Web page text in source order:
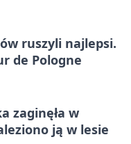
ruszyli najlepsi.
de Pologne
zaginęła w
ją w lesie